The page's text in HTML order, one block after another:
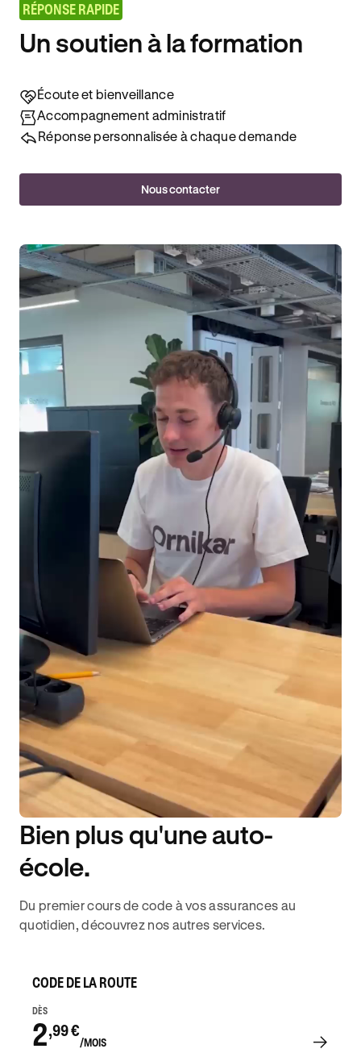
DISPONIBILITÉ 6J/7
RÉPONSE RAPIDE
Un soutien à la formation
Écoute et bienveillance
Accompagnement administratif
Réponse personnalisée à chaque demande
Nous contacter
Bien plus qu'une auto-
école.
Du premier cours de code à vos assurances au
quotidien, découvrez nos autres services.
CODE DE LA ROUTE
DÈS
2,99 €
/MOIS